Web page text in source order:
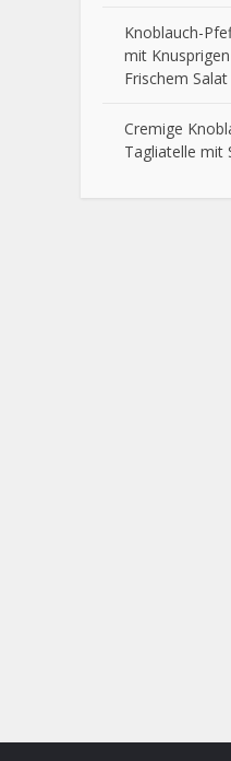
Knoblauch-
mit
Frischem Salat
Cremige
Tagliatelle mit